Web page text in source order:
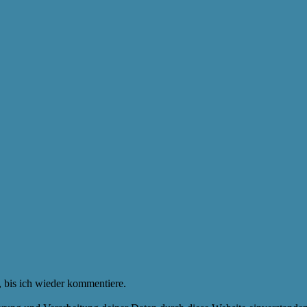
ich wieder kommentiere.